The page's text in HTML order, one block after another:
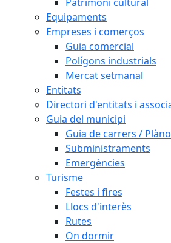
Equipaments
Empreses i comerços
Guia comercial
Polígons industrials
Mercat setmanal
Entitats
Directori d'entitats i
Guia del municipi
Guia de carrers /
Subministraments
Emergències
Turisme
Festes i fires
Llocs d'interès
Rutes
On dormir